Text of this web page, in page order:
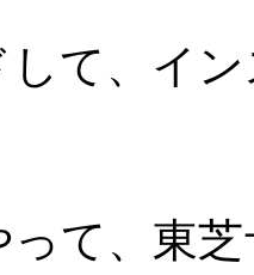
して、イ
て、東